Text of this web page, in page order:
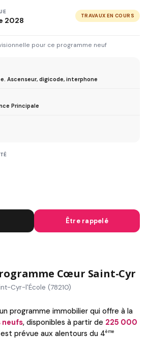
2028 TRAVAUX EN COURS
pour ce programme neuf
Ascenseur, digicode, interphone
Principale
Être rappelé
Cœur Saint-Cyr
Cyr-l'École (78210)
programme immobilier qui offre à la
neufs, disponibles à partir de 225 000
prévue aux alentours du 4ème